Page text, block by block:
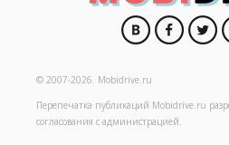
© 2007-2026. Mobidrive.ru
Перепечатка публикаций Mobidrive.ru
согласования с администрацией.